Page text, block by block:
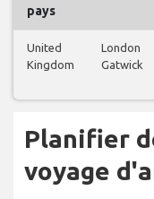
pays
United
Kingdom
London
Gatwick
Planifier
voyage